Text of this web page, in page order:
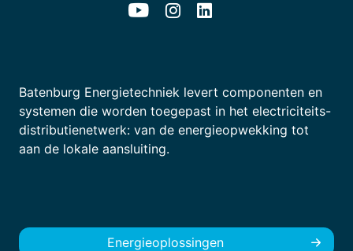
Batenburg Energietechniek levert componenten en
systemen die worden toegepast in het electriciteits-
distributienetwerk: van de energieopwekking tot
aan de lokale aansluiting.
Energieoplossingen